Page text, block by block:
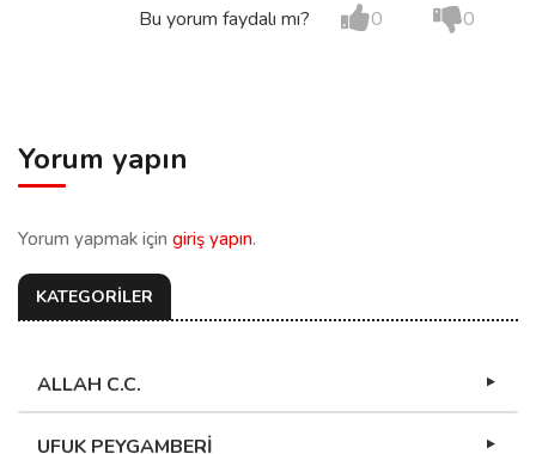
Bu yorum faydalı mı? 0 0
Yorum yapın
Yorum yapmak için giriş yapın.
KATEGORİLER
ALLAH C.C.
UFUK PEYGAMBERİ